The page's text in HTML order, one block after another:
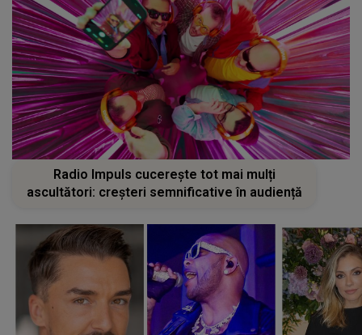
Radio Impuls cucerește tot mai mulți
ascultători: creșteri semnificative în audiență
CE A PUTUT să pățească Emil
Rengle pe scenă la UNTOLD ONE?
Cunoscutul dansator a fost
dezbrăcat de FLO RIDA în fața
tuturor: „Mi-a dat hainele lui. Ce s-a
întâmplat mai exact...”
Ibacka
lui Cabral
prima zi